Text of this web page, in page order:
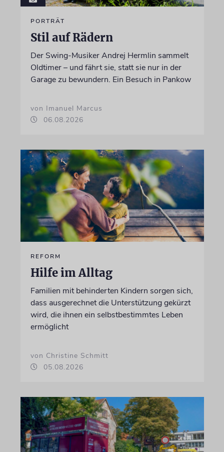
PORTRÄT
Stil auf Rädern
Der Swing-Musiker Andrej Hermlin sammelt
Oldtimer – und fährt sie, statt sie nur in der
Garage zu bewundern. Ein Besuch in Pankow
von Imanuel Marcus
06.08.2026
REFORM
Hilfe im Alltag
Familien mit behinderten Kindern sorgen sich,
dass ausgerechnet die Unterstützung gekürzt
wird, die ihnen ein selbstbestimmtes Leben
ermöglicht
von Christine Schmitt
05.08.2026